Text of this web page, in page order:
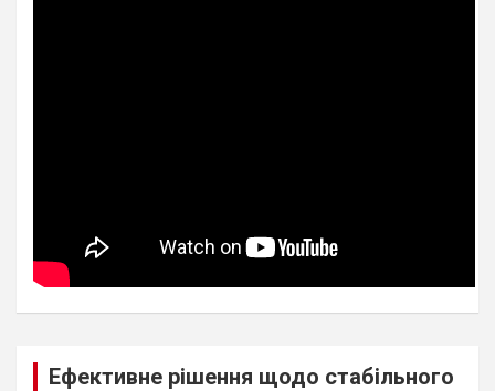
Ефективне рішення щодо стабільного